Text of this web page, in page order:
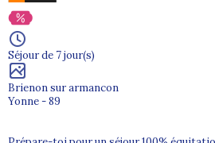
Séjour de 7 jour(s)
Brienon sur armancon
Yonne - 89